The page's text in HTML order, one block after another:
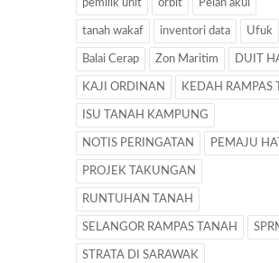
pemilik unit orbit Pelan akui
tanah wakaf inventori data Ufuk
Balai Cerap Zon Maritim DUIT
KAJI ORDINAN KEDAH RAMPAS
ISU TANAH KAMPUNG
NOTIS PERINGATAN PEMAJU
PROJEK TAKUNGAN
RUNTUHAN TANAH
SELANGOR RAMPAS TANAH
STRATA DI SARAWAK